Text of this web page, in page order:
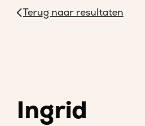
Terug naar resultaten
Ingrid